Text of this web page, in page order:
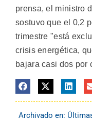
prensa, el ministro
sostuvo que el 0,2
trimestre "está
crisis energética,
bajara casi dos por
Archivado en: